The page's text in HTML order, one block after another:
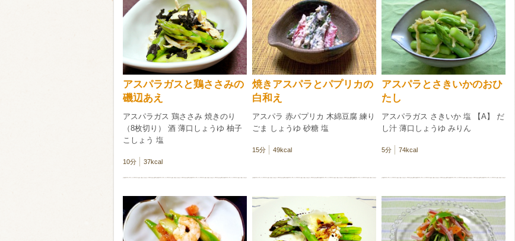
お米・麺
類・穀物
その他
ビール ハイボール（ウイスキー） ウイスキー・ブランデー 焼酎
赤ワイン 白ワイン
検索
アスパラガスと鶏ささみの
磯辺あえ
アスパラガス 鶏ささみ 焼きのり
（8枚切り） 酒 薄口しょうゆ 柚子
こしょう 塩
10分 37kcal
焼きアスパラとパプリカの
白和え
アスパラ 赤パプリカ 木綿豆腐 練り
ごま しょうゆ 砂糖 塩
15分 49kcal
アスパラとさきいかのおひ
たし
アスパラガス さきいか 塩 【A】 だ
し汁 薄口しょうゆ みりん
5分 74kcal